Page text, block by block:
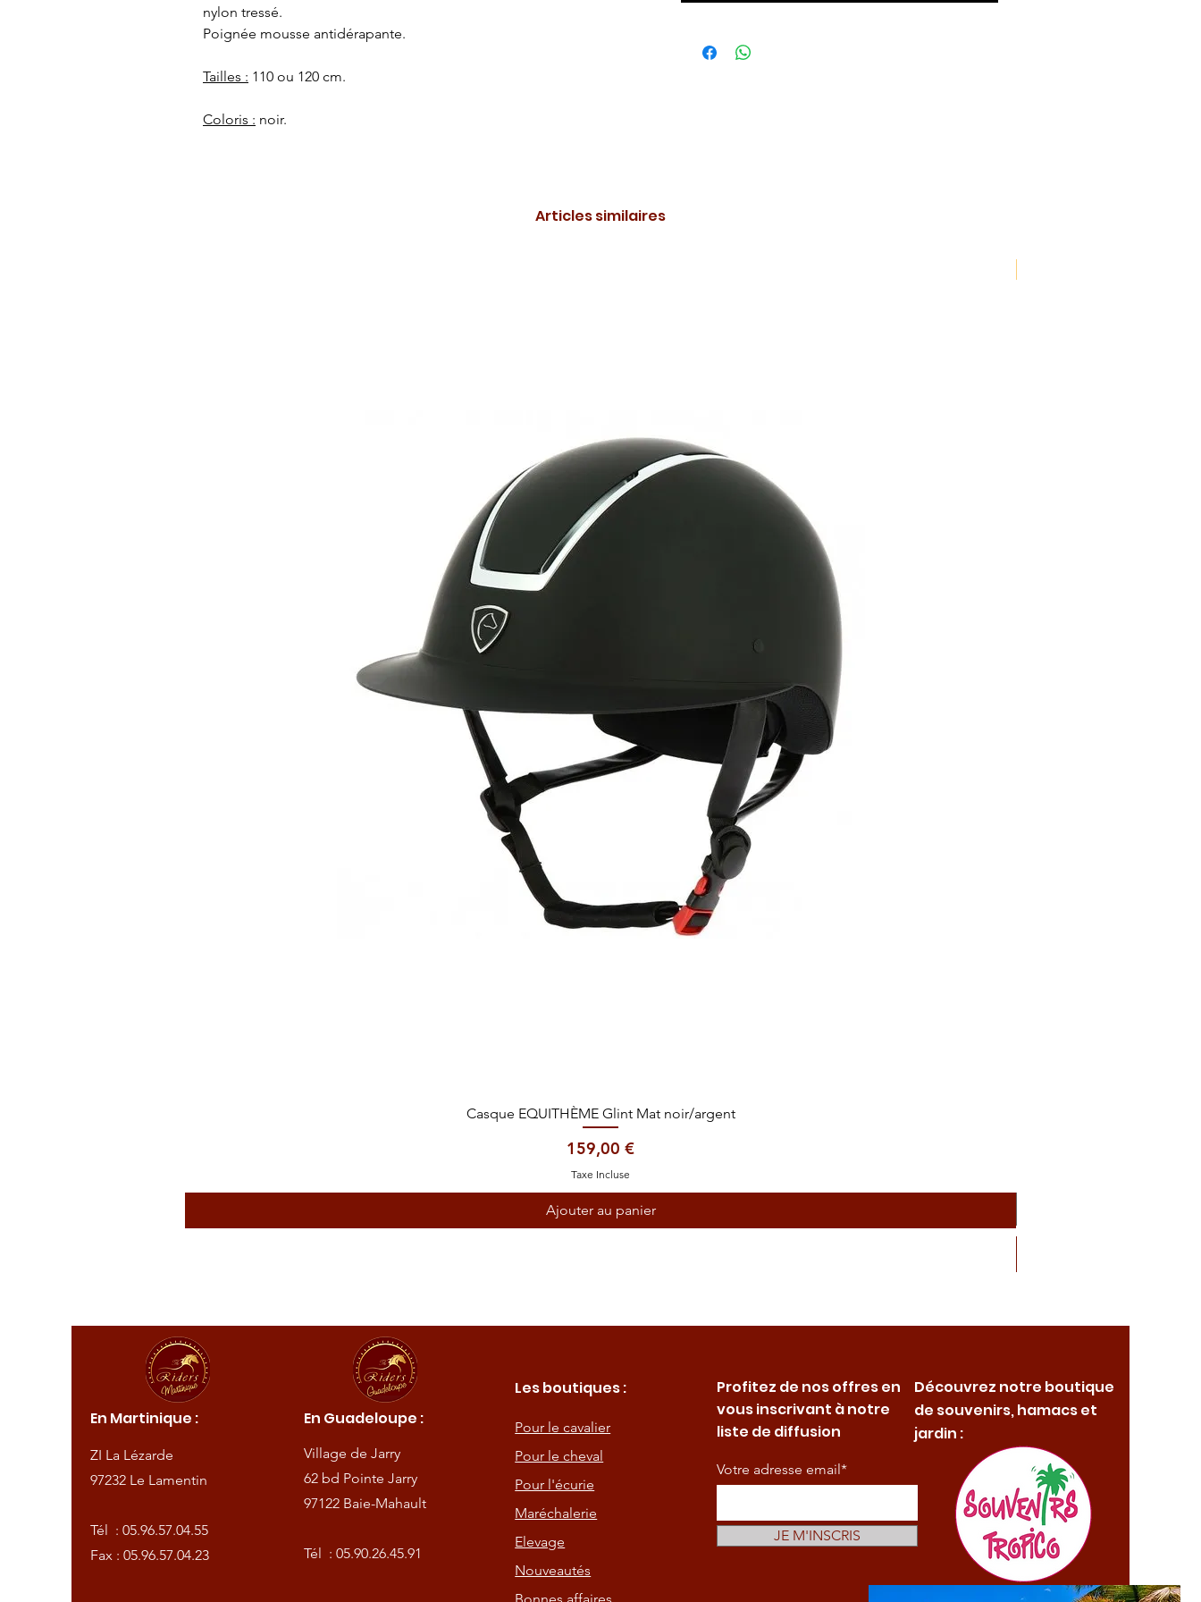
nylon tressé.
Poignée mousse antidérapante.
Tailles : 110 ou 120 cm.
Coloris : noir.
Articles similaires
Aperçu rapide
Casque EQUITHÈME Glint Mat noir/argent
Prix
159,00 €
Taxe Incluse
Ajouter au panier
En Martinique :
ZI La Lézarde
97232 Le Lamentin
Tél :05.96.57.04.55
Fax : 05.96.57.04.23
En Guadeloupe :
Village de Jarry
62 bd Pointe Jarry
97122 Baie-Mahault
Tél : 05.90.26.45.91
Les boutiques :
Pour le cavalier
Pour le cheval
Pour l'écurie
Maréchalerie
Elevage
Nouveautés
Profitez de nos offres en
vous inscrivant à notre
liste de diffusion
Votre adresse email*
JE M'INSCRIS
Découvrez notre boutique
de souvenirs, hamacs et
jardin :